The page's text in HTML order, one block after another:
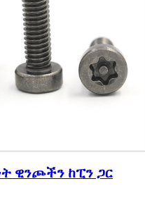
ዊንጮችን ከፒን ጋር